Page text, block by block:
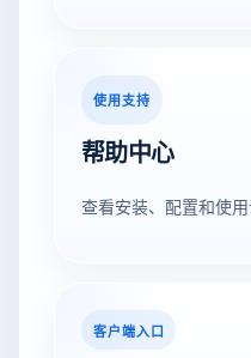
使用支持
帮助中心
查看安装、配置和使
客户端入口